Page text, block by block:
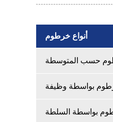
أنواع خرطوم
حسب المتوسطة
بواسطة وظيفة
بواسطة السلطة